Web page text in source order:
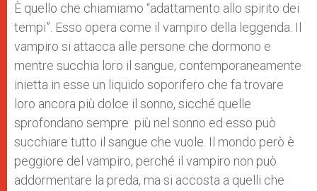
È quello che chiamiamo “adattamento allo spirito dei
tempi”. Esso opera come il vampiro della leggenda. Il
vampiro si attacca alle persone che dormono e
mentre succhia loro il sangue, contemporaneamente
inietta in esse un liquido soporifero che fa trovare
loro ancora più dolce il sonno, sicché quelle
sprofondano sempre più nel sonno ed esso può
succhiare tutto il sangue che vuole. Il mondo però è
peggiore del vampiro, perché il vampiro non può
addormentare la preda, ma si accosta a quelli che